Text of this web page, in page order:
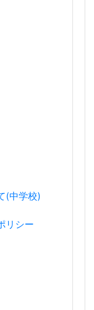
(中学校)
リシー